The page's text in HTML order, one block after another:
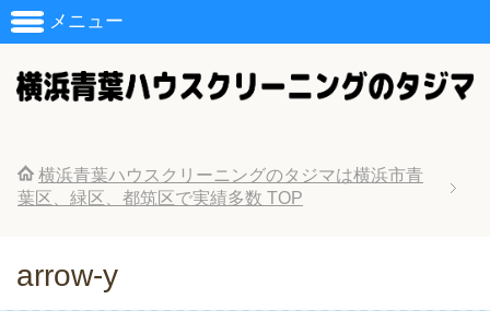
メニュー
横浜青葉ハウスクリーニングのタジマは横浜市青
葉区、緑区、都筑区で実績多数 TOP
arrow-y